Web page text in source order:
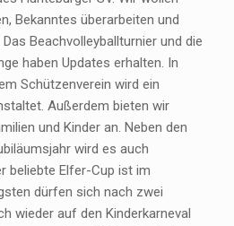
Bekanntes überarbeiten und
Beachvolleyballturnier und die
haben Updates erhalten. In
Schützenverein wird ein
Außerdem bieten wir
und Kinder an. Neben den
wird es auch
beliebte Elfer-Cup ist im
dürfen sich nach zwei
wieder auf den Kinderkarneval